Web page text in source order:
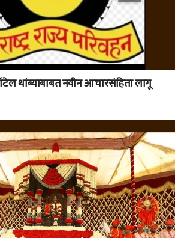
थांब्याबाबत नवीन आचारसंहिता लागू